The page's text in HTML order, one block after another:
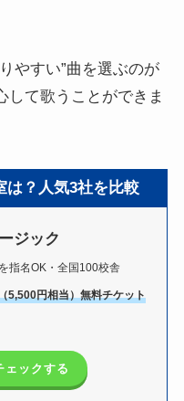
やすい”曲を選ぶのが
して歌うことができま
は？人気3社を比較
ジック
指名OK・全国100校舎
5,500円相当）無料チケット
ェックする